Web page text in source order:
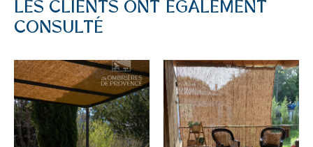
LES CLIENTS ONT ÉGALEMENT
CONSULTÉ